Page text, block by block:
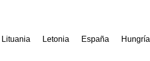
Lituania Letonia España Hungría